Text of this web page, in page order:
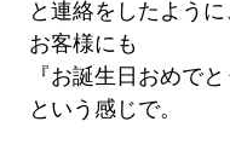
と連絡をしたよう
お客様にも
『お誕生日おめで
という感じで。